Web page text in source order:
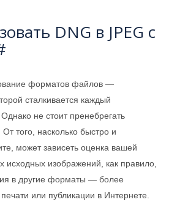
DNG в JPEG с
форматов файлов —
сталкивается каждый
не стоит пренебрегать
того, насколько быстро и
может зависеть оценка вашей
исходных изображений, как правило,
в другие форматы — более
или публикации в Интернете.